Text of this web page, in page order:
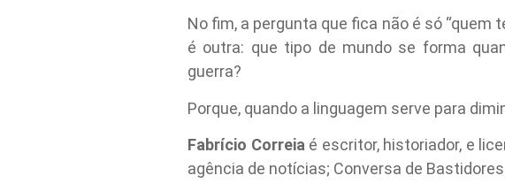
No fim, a pergunta que fica não é só
é outra: que tipo de mundo se forma
guerra?
Porque, quando a linguagem serve para
Fabrício Correia é escritor, historiador, e
agência de notícias; Conversa de